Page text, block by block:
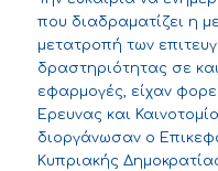
που διαδραματίζει η
μετατροπή των
δραστηριότητας σε
εφαρμογές, είχαν
Έρευνας και
διοργάνωσαν ο
Κυπριακής